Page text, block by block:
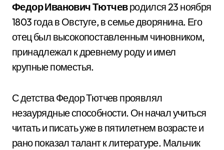
Федор Иванович Тютчевродился 23 ноября
1803 года в Овстуге, в семье дворянина. Его
отец был высокопоставленным чиновником,
принадлежал к древнему роду и имел
крупные поместья.
С детства Федор Тютчев проявлял
незаурядные способности. Он начал учиться
читать и писать уже в пятилетнем возрасте и
рано показал талант к литературе. Мальчик